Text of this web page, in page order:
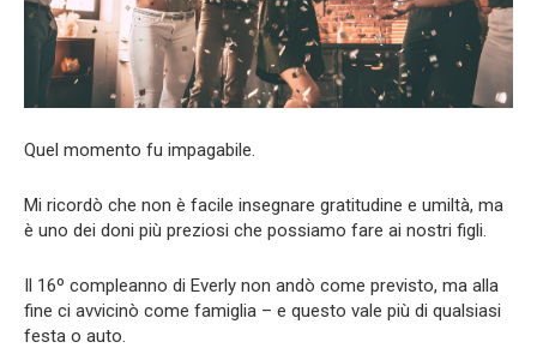
Quel momento fu impagabile.
Mi ricordò che non è facile insegnare gratitudine e umiltà, ma
è uno dei doni più preziosi che possiamo fare ai nostri figli.
Il 16º compleanno di Everly non andò come previsto, ma alla
fine ci avvicinò come famiglia – e questo vale più di qualsiasi
festa o auto.